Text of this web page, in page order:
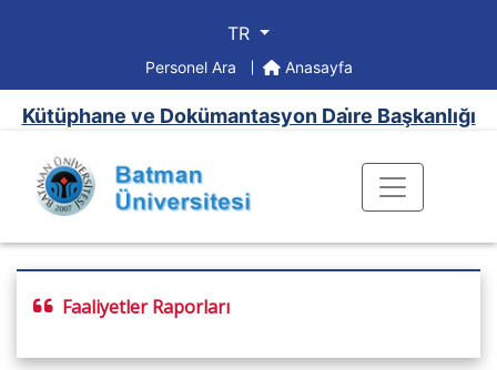
TR
Personel Ara Anasayfa
Kütüphane ve Dokümantasyon Dai̇re Başkanlığı
Faaliyetler Raporları